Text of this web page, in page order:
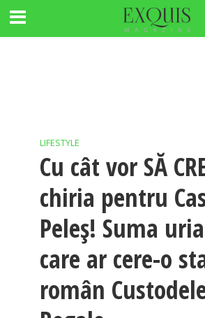
LIFESTYLE
Cu cât vor SĂ
chiria pentru
Peleș! Suma
care ar cere-o
român